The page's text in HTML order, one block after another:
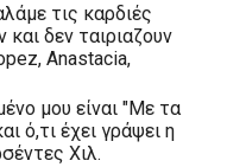
τις καρδιές
δεν ταιριαζουν
Anastacia,
μου είναι "Με τα
ό,τι έχει γράψει η
Χιλ.